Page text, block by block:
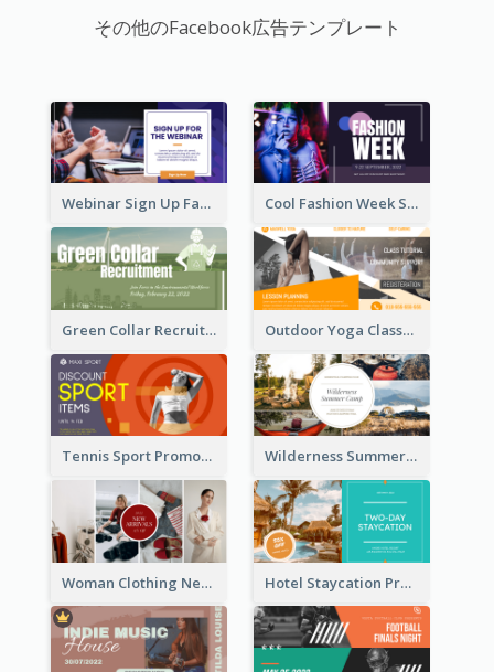
その他のFacebook広告テンプレート
Webinar Sign Up Facebook Ad Cool Fashion Week Sale Facebook Ad
Green Collar Recruit Facebook Ad Outdoor Yoga Classes Facebook Ad
Tennis Sport Promote Facebook Ad Wilderness Summer Camp Facebook Post
Woman Clothing New Arrivals Facebook Ad Hotel Staycation Promotion Facebook Ad